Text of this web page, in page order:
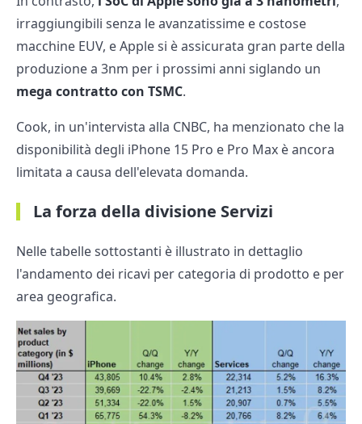
irraggiungibili senza le avanzatissime e costose
macchine EUV, e Apple si è assicurata gran parte della
produzione a 3nm per i prossimi anni siglando un
mega contratto con TSMC.
Cook, in un'intervista alla CNBC, ha menzionato che la
disponibilità degli iPhone 15 Pro e Pro Max è ancora
limitata a causa dell'elevata domanda.
La forza della divisione Servizi
Nelle tabelle sottostanti è illustrato in dettaglio
l'andamento dei ricavi per categoria di prodotto e per
area geografica.